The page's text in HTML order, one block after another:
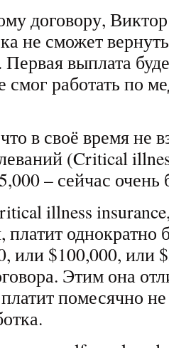
договору,
не сможет
выплата
смог работать по
в своё время не
(Critical
– сейчас
illness
платит
или $100,000, или
Этим она
помесячно